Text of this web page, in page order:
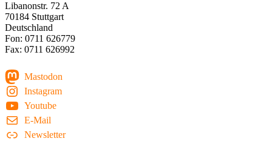
Libanonstr. 72 A
70184 Stuttgart
Deutschland
Fon: 0711 626779
Fax: 0711 626992
Mastodon
Instagram
Youtube
E-Mail
Newsletter